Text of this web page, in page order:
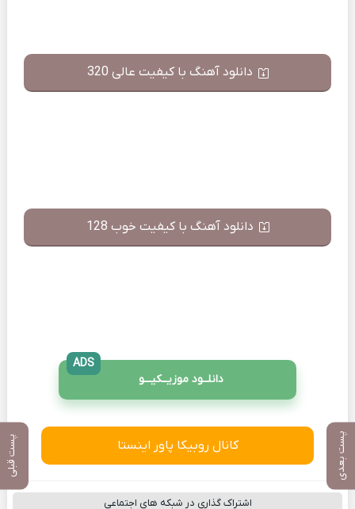
پست بعدی پست قبلی
دانلود آهنگ با کیفیت عالی 320
دانلود آهنگ با کیفیت خوب 128
دانلــود موزیــکیـــو
ADS
کانال روبیکا پاور اینستا
اشتراک گذاری در شبکه های اجتماعی